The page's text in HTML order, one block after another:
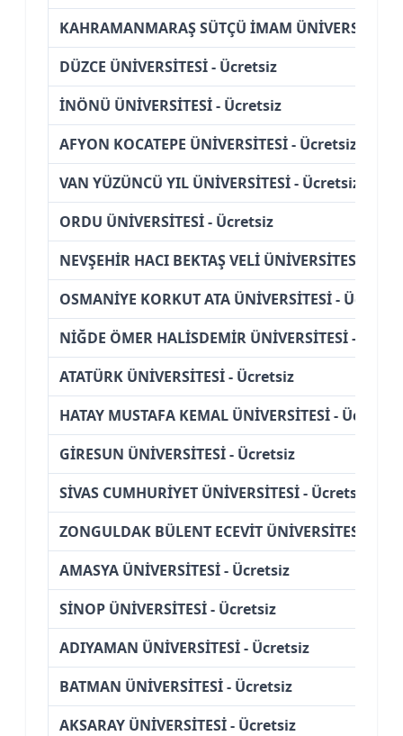
KAHRAMANMARAŞ SÜTÇÜ İMAM ÜNİVERSİTESİ
DÜZCE ÜNİVERSİTESİ - Ücretsiz
İNÖNÜ ÜNİVERSİTESİ - Ücretsiz
AFYON KOCATEPE ÜNİVERSİTESİ - Ücretsiz
VAN YÜZÜNCÜ YIL ÜNİVERSİTESİ - Ücretsiz
ORDU ÜNİVERSİTESİ - Ücretsiz
NEVŞEHİR HACI BEKTAŞ VELİ ÜNİVERSİTESİ -
OSMANİYE KORKUT ATA ÜNİVERSİTESİ - Ücretsiz
NİĞDE ÖMER HALİSDEMİR ÜNİVERSİTESİ -
ATATÜRK ÜNİVERSİTESİ - Ücretsiz
HATAY MUSTAFA KEMAL ÜNİVERSİTESİ - Ücretsiz
GİRESUN ÜNİVERSİTESİ - Ücretsiz
SİVAS CUMHURİYET ÜNİVERSİTESİ - Ücretsiz
ZONGULDAK BÜLENT ECEVİT ÜNİVERSİTESİ -
AMASYA ÜNİVERSİTESİ - Ücretsiz
SİNOP ÜNİVERSİTESİ - Ücretsiz
ADIYAMAN ÜNİVERSİTESİ - Ücretsiz
BATMAN ÜNİVERSİTESİ - Ücretsiz
AKSARAY ÜNİVERSİTESİ - Ücretsiz